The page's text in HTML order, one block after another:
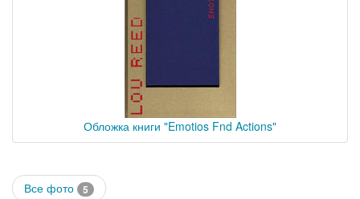
Обложка книги "Emotios Fnd Actions"
Все фото 5